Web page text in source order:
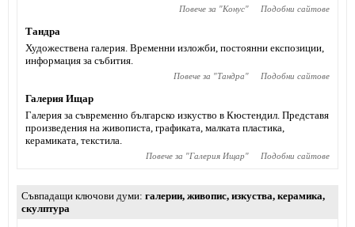
Повече за "Конус" Подобни сайтове
Тандра
Художествена галерия. Временни изложби, постоянни експозиции,
информация за събития.
Повече за "Тандра" Подобни сайтове
Галерия Ищар
Галерия за съвременно българско изкуство в Кюстендил. Представя
произведения на живописта, графиката, малката пластика,
керамиката, текстила.
Повече за "Галерия Ищар" Подобни сайтове
Съвпадащи ключови думи галерии, живопис, изкуства, керамика,
скулптура